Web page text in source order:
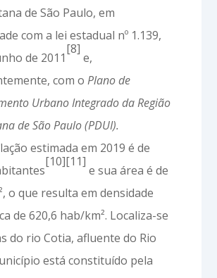
de São Paulo, em
com a lei estadual nº 1.139,
de 2011
[8]
e,
com oPlano de
Urbano Integrado da Região
de São Paulo (PDUI).
estimada em 2019 é de
[10][11]
e sua área é de
o que resulta em densidade
de 620,6 hab/km². Localiza-se
do rio Cotia, afluente do Rio
está constituído pela